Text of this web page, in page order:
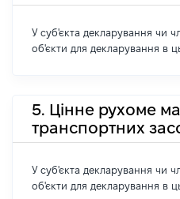
У суб'єкта декларування чи
об'єкти для декларування в
5. Цінне рухоме
транспортних
У суб'єкта декларування чи
об'єкти для декларування в